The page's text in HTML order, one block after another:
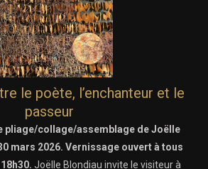
le poète, l’enchanteur et le
passeur
pliage/collage/assemblage de Joëlle
mars 2026. Vernissage ouvert à tous
Joëlle Blondiau invite le visiteur à